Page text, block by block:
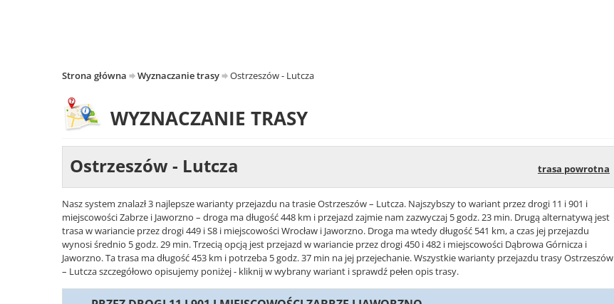
Strona główna Wyznaczanie trasy Ostrzeszów - Lutcza
WYZNACZANIE TRASY
Ostrzeszów - Lutcza trasa powrotna
Nasz system znalazł 3 najlepsze warianty przejazdu na trasie Ostrzeszów – Lutcza. Najszybszy to wariant przez drogi 11 i 901 i
miejscowości Zabrze i Jaworzno – droga ma długość 448 km i przejazd zajmie nam zazwyczaj 5 godz. 23 min. Drugą alternatywą jest
trasa w wariancie przez drogi 449 i S8 i miejscowości Wrocław i Jaworzno. Droga ma wtedy długość 541 km, a czas jej przejazdu
wynosi średnio 5 godz. 29 min. Trzecią opcją jest przejazd w wariancie przez drogi 450 i 482 i miejscowości Dąbrowa Górnicza i
Jaworzno. Ta trasa ma długość 453 km i potrzeba 5 godz. 37 min na jej przejechanie. Wszystkie warianty przejazdu trasy Ostrzeszów
– Lutcza szczegółowo opisujemy poniżej - kliknij w wybrany wariant i sprawdź pełen opis trasy.